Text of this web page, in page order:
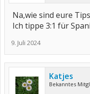
Na,wie sind eure
Ich tippe 3:1 für
9. Juli 2024
Katjes
Bekanntes